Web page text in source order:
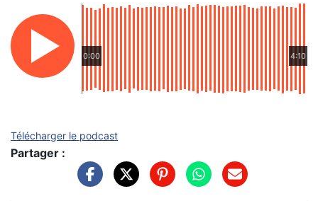
0:00 4:10
Télécharger le podcast
Partager :